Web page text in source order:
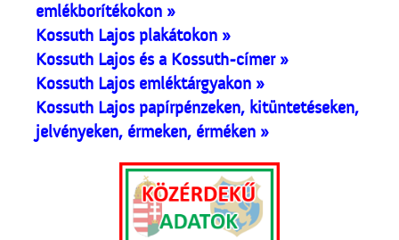
emlékborítékokon »
Kossuth Lajos plakátokon »
Kossuth Lajos és a Kossuth-címer »
Kossuth Lajos emléktárgyakon »
Kossuth Lajos papírpénzeken, kitüntetéseken,
jelvényeken, érmeken, érméken »